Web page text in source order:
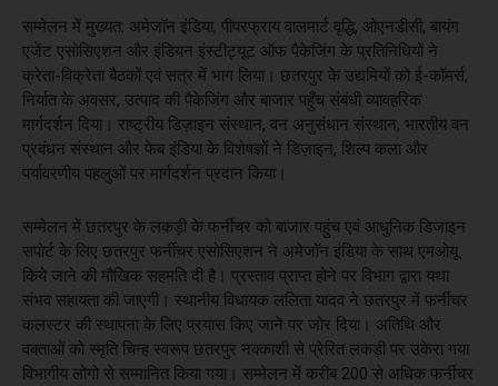
सम्मेलन में मुख्यत: अमेजॉन इंडिया, पीपरफ्राय वालमार्ट वृद्धि, ओएनडीसी, बायंग
एजेंट एसोसिएशन और इंडियन इंस्टीट्यूट ऑफ पैकेजिंग के प्रतिनिधियों ने
क्रेता-विक्रेता बैठकों एवं सत्र में भाग लिया। छतरपुर के उद्यमियों को ई-कॉमर्स,
निर्यात के अवसर, उत्पाद की पैकेजिंग और बाजार पहुँच संबंधी व्यावहरिक
मार्गदर्शन दिया। राष्ट्रीय डिज़ाइन संस्थान, वन अनुसंधान संस्थान, भारतीय वन
प्रबंधन संस्थान और फेब इंडिया के विशेषज्ञों ने डिज़ाइन, शिल्प कला और
पर्यावरणीय पहलुओं पर मार्गदर्शन प्रदान किया।
सम्मेलन में छतरपुर के लकड़ी के फर्नीचर को बाजार पहुंच एवं आधुनिक डिजाइन
सपोर्ट के लिए छतरपुर फर्नीचर एसोसिएशन ने अमेजॉन इंडिया के साथ एमओयू
किये जाने की मौखिक सहमति दी है। प्रस्ताव प्राप्त होने पर विभाग द्वारा यथा
संभव सहायता की जाएगी। स्थानीय विधायक ललिता यादव ने छतरपुर में फर्नीचर
कलस्टर की स्थापना के लिए प्रयास किए जाने पर जोर दिया। अतिथि और
वक्ताओं को स्मृति चिन्ह स्वरूप छतरपुर नक्काशी से प्रेरित लकड़ी पर उकेरा गया
विभागीय लोगो से सम्मानित किया गया। सम्मेलन में करीब 200 से अधिक फर्नीचर